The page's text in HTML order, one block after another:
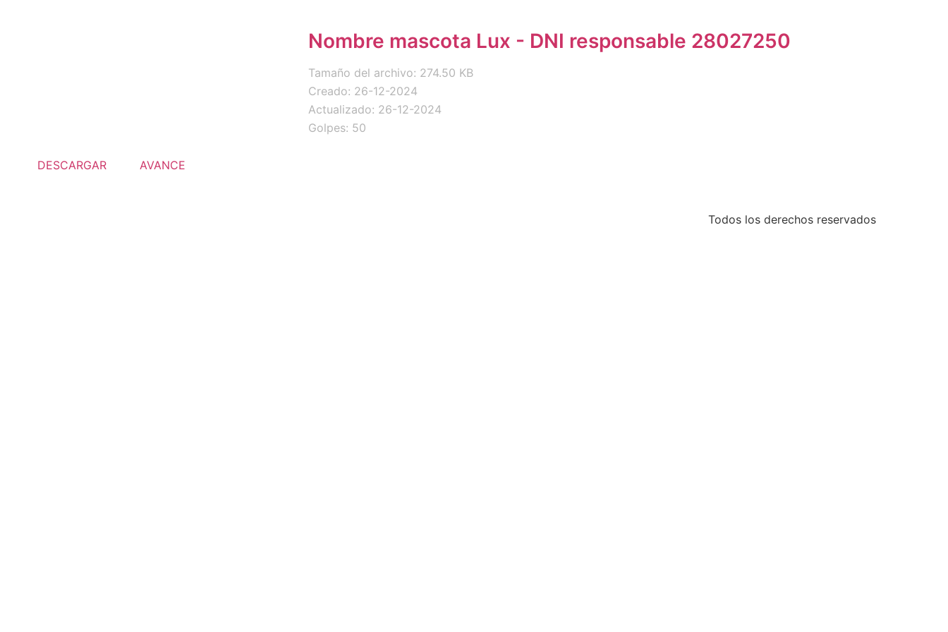
Nombre mascota Lux - DNI responsable 28027250
Tamaño del archivo: 274.50 KB
Creado: 26-12-2024
Actualizado: 26-12-2024
Golpes: 50
DESCARGAR AVANCE
Todos los derechos reservados